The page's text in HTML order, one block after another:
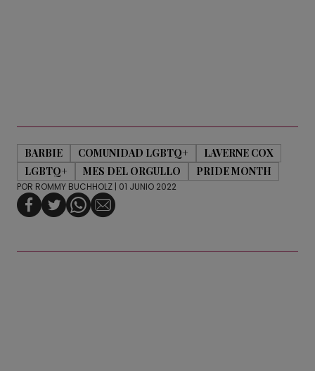
BARBIE COMUNIDAD LGBTQ+
LAVERNE COX
LGBTQ+
MES DEL ORGULLO PRIDE MONTH
POR ROMMY BUCHHOLZ | 01 JUNIO 2022